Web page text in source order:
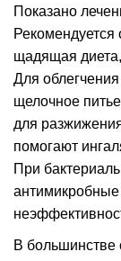
Показано
Рекомендуется
щадящая диета,
Для
щелочное
для
помогают
При
В большинстве